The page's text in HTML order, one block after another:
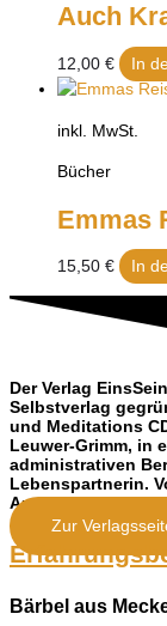
Auch
12,00 € In
inkl. MwSt.
Bücher
Emmas
15,50 € In
Der Verlag
Selbstverlag
und Meditations
Leuwer-Grimm, in
administrativen
Lebenspartnerin.
Autoren
Zur
Bärbel aus